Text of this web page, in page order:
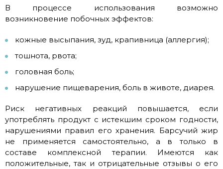
В процессе использования возможно
возникновение побочных эффектов:
кожные высыпания, зуд, крапивница (аллергия);
тошнота, рвота;
головная боль;
нарушение пищеварения, боль в животе, диарея.
Риск негативных реакций повышается, если
употреблять продукт с истекшим сроком годности,
нарушениями правил его хранения. Барсучий жир
не применяется самостоятельно, а в только в
составе комплексной терапии. Имеются как
положительные, так и отрицательные отзывы о его